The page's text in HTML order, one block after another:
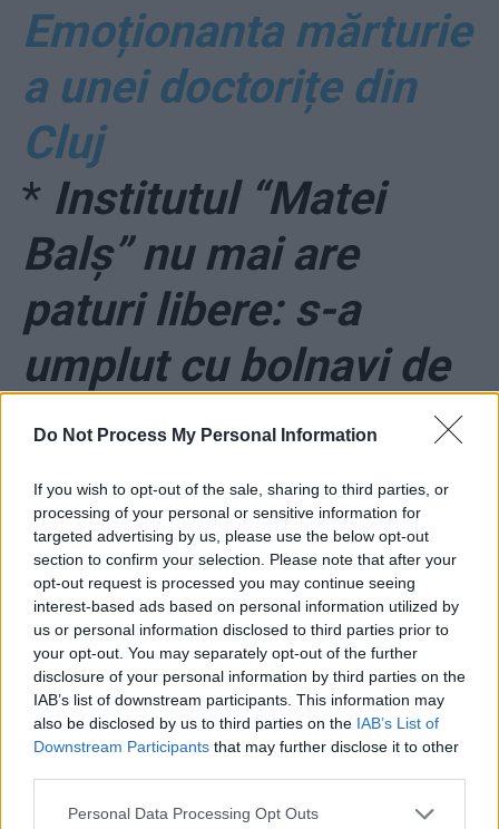
Do Not Process My Personal Information
If you wish to opt-out of the sale, sharing to third parties, or
processing of your personal or sensitive information for
targeted advertising by us, please use the below opt-out
section to confirm your selection. Please note that after your
opt-out request is processed you may continue seeing
interest-based ads based on personal information utilized by
us or personal information disclosed to third parties prior to
your opt-out. You may separately opt-out of the further
disclosure of your personal information by third parties on the
IAB’s list of downstream participants. This information may
also be disclosed by us to third parties on the IAB’s List of
Downstream Participants that may further disclose it to other
Personal Data Processing Opt Outs
Emoționanta mărturie
a unei doctorițe din
Cluj
* Institutul “Matei
Balș” nu mai are
paturi libere: s-a
umplut cu bolnavi de
Covid-19. Cel mai
mare spital de boli
infecțioase din țară
nu mai face internări
ad